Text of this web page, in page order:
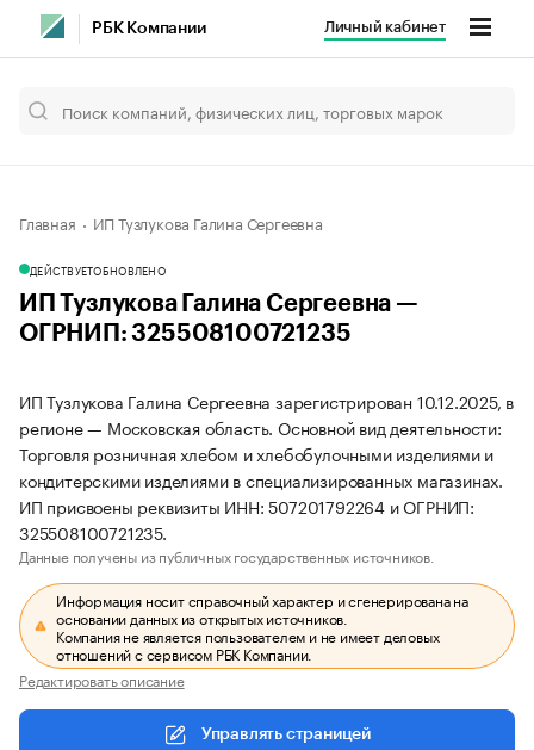
РБК Компании Личный кабинет
Главная ИП Тузлукова Галина Сергеевна
ДЕЙСТВУЕТОБНОВЛЕНО
ИП Тузлукова Галина Сергеевна —
ОГРНИП: 325508100721235
ИП Тузлукова Галина Сергеевна зарегистрирован 10.12.2025, в
регионе — Московская область. Основной вид деятельности:
Торговля розничная хлебом и хлебобулочными изделиями и
кондитерскими изделиями в специализированных магазинах.
ИП присвоены реквизиты ИНН: 507201792264 и ОГРНИП:
325508100721235.
Данные получены из публичных государственных источников.
Информация носит справочный характер и сгенерирована на
основании данных из открытых источников.
Компания не является пользователем и не имеет деловых
отношений с сервисом РБК Компании.
Редактировать описание
Управлять страницей